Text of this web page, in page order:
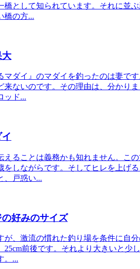
橋として知られています。それに並
橋の方...
大
マダイ』のマダイを釣ったのは妻で
来ないのです。その理由は、分かり
ッド...
えることは義務かも知れません。こ
をしながらです。そしてヒレを上げ
、戸惑い...
好みのサイズ
が、激流の慣れた釣り場を条件に自
25cm前後です。それより大きいと少
。...